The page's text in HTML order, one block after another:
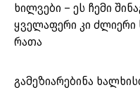
ხილვები – ეს ჩემი
ყველაფერი კი ძლიერი
რათა
გამეზიარებინა